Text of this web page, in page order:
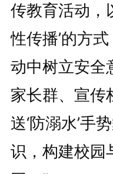
传教育活动，
性传播’的方
动中树立安全
家长群、宣传
送‘防溺水’手
识，构建校园